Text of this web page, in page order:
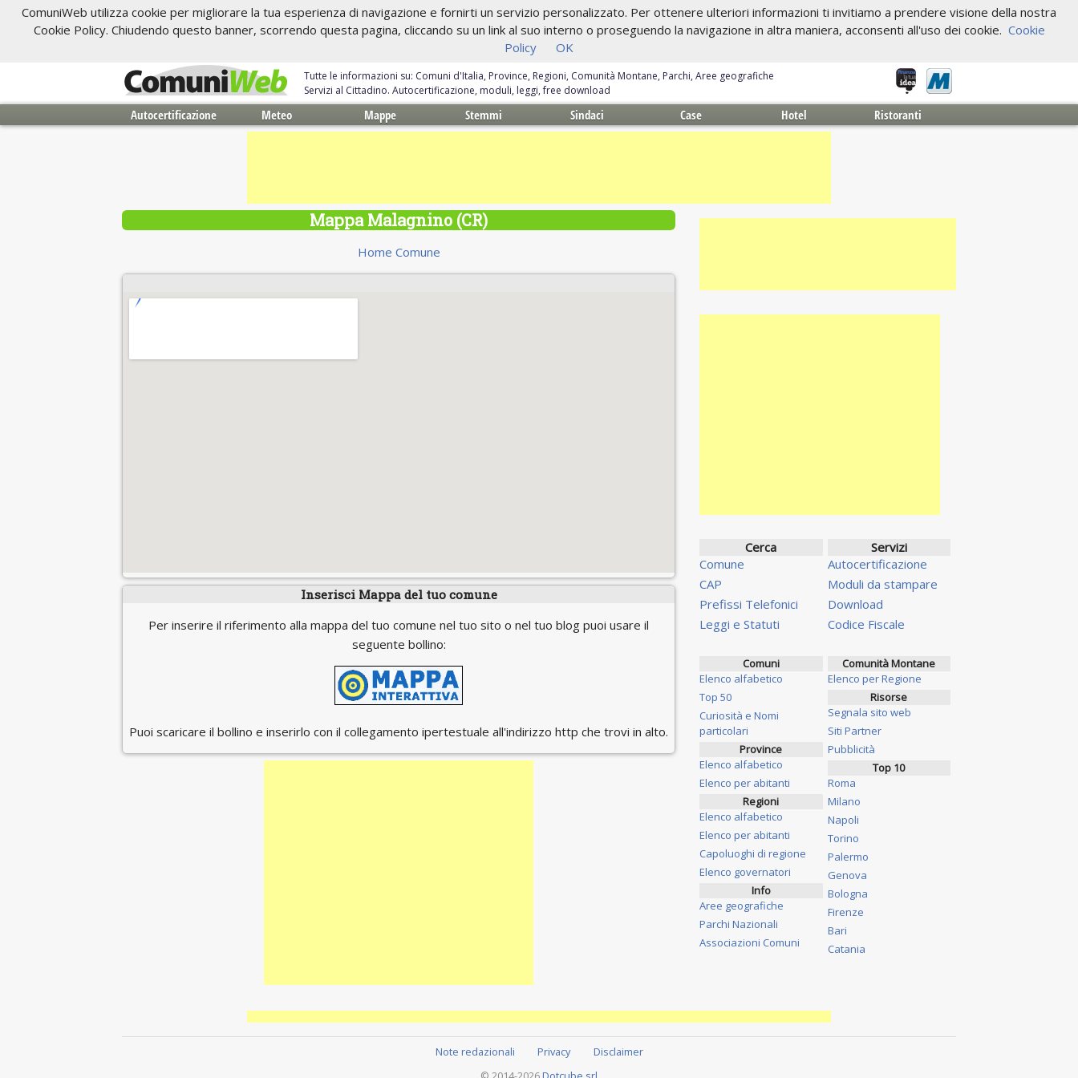
ComuniWeb utilizza cookie per migliorare la tua esperienza di navigazione e fornirti un servizio personalizzato. Per ottenere ulteriori informazioni ti invitiamo a prendere visione della nostra
Cookie Policy. Chiudendo questo banner, scorrendo questa pagina, cliccando su un link al suo interno o proseguendo la navigazione in altra maniera, acconsenti all'uso dei cookie. Cookie
Policy
OK
Tutte le informazioni su: Comuni d'Italia, Province, Regioni, Comunità Montane, Parchi, Aree geografiche
Servizi al Cittadino. Autocertificazione, moduli, leggi, free download
Autocertificazione Meteo Mappe Stemmi Sindaci Case Hotel Ristoranti
Mappa Malagnino (CR)
Home Comune
Inserisci Mappa del tuo comune
Per inserire il riferimento alla mappa del tuo comune nel tuo sito o nel tuo blog puoi usare il
seguente bollino:
Puoi scaricare il bollino e inserirlo con il collegamento ipertestuale all'indirizzo http che trovi in alto.
Cerca
Comune
CAP
Prefissi Telefonici
Leggi e Statuti
Servizi
Autocertificazione
Moduli da stampare
Download
Codice Fiscale
Comuni
Elenco alfabetico
Top 50
Curiosità e Nomi
particolari
Province
Elenco alfabetico
Elenco per abitanti
Regioni
Elenco alfabetico
Elenco per abitanti
Capoluoghi di regione
Elenco governatori
Info
Aree geografiche
Parchi Nazionali
Associazioni Comuni
Comunità Montane
Elenco per Regione
Risorse
Segnala sito web
Siti Partner
Pubblicità
Top 10
Roma
Milano
Napoli
Torino
Palermo
Genova
Bologna
Firenze
Bari
Catania
Note redazionali Privacy
Disclaimer